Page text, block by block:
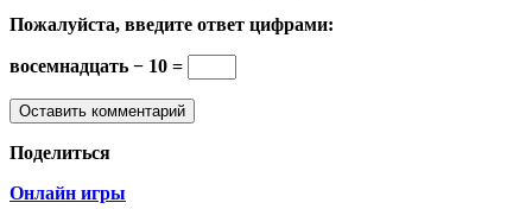
Пожалуйста, введите ответ цифрами:
восемнадцать − 10 =
Поделиться
Онлайн игры